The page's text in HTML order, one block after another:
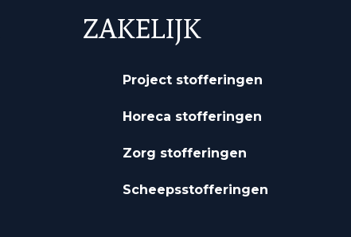
ZAKELIJK
Project stofferingen
Horeca stofferingen
Zorg stofferingen
Scheepsstofferingen